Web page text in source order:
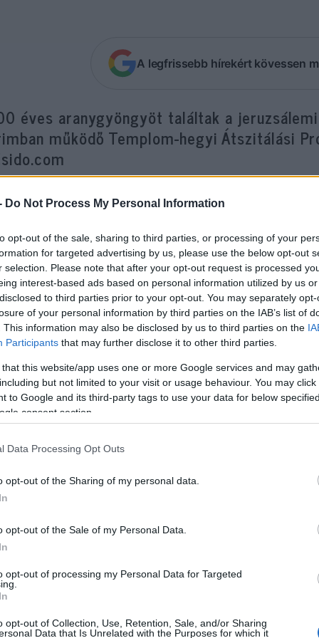
Do Not Process My Personal Information
opt-out of the sale, sharing to third parties, or processing of your
for targeted advertising by us, please use the below opt-out
selection. Please note that after your opt-out request is processed
interest-based ads based on personal information utilized by us
to third parties prior to your opt-out. You may separately
of your personal information by third parties on the IAB’s list of
This information may also be disclosed by us to third parties on the
Participants that may further disclose it to other third parties.
that this website/app uses one or more Google services and may
but not limited to your visit or usage behaviour. You may
to Google and its third-party tags to use your data for below
consent section.
Data Processing Opt Outs
opt-out of the Sharing of my personal data.
opt-out of the Sale of my Personal Data.
opt-out of processing my Personal Data for Targeted
opt-out of Collection, Use, Retention, Sale, and/or Sharing
Data that Is Unrelated with the Purposes for which it
A legfrissebb hírekért kövessen
éves aranygyöngyöt találtak a
működő Templom-hegyi Átszitálási
kor végéről származó, különleges formájú
kitermelt földből került elő. Az
magas szintű mesterségbeli tudásról
kapcsolta egybe, és így alkotta meg a
azért is nagyon értékes, mert a régészeti
készült leletek viszonylag ritkák. A
és összetett, feltehetőleg
eredményezte, hogy az efféle darabok nem
a 18 éves Hálel Feidman találta, aki
projekten.
a vödör tartalmát a szitára, és
érkezett törmeléket. Hirtelen
valami rendkívüli, amilyet még sosem
megállapította, hogy egy aranyból készült
volt”
Goláni, az izraeli Régészeti Hatóság antik